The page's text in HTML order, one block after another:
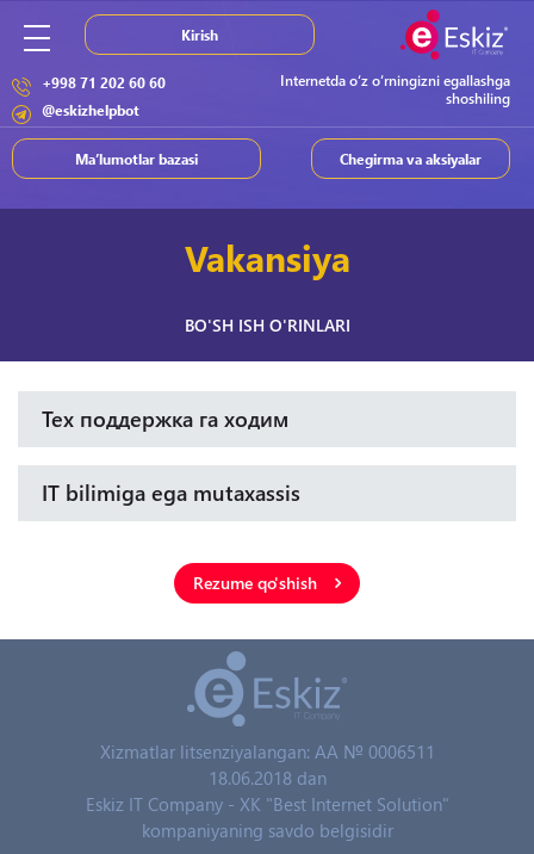
Internetda o‘z o‘rningizni egallashga
shoshiling
+998 71 202 60 60
@eskizhelpbot
Chegirma va aksiyalar
Ma’lumotlar bazasi
Kirish
Vakansiya
BO'SH ISH O'RINLARI
Тех поддержка га ходим
IT bilimiga ega mutaxassis
Rezume qo'shish
Xizmatlar litsenziyalangan: AA № 0006511
18.06.2018 dan
Eskiz IT Company - XK "Best Internet Solution"
kompaniyaning savdo belgisidir